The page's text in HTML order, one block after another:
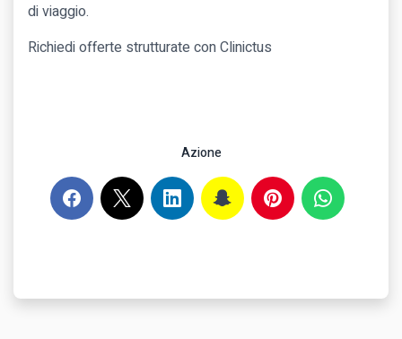
di viaggio.
Richiedi offerte strutturate con Clinictus
Azione